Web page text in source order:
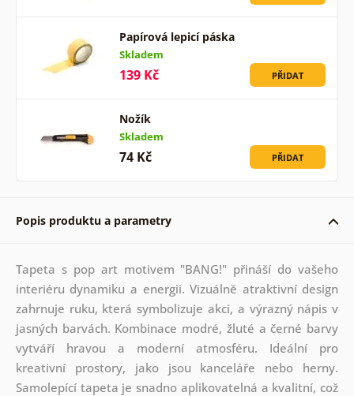
Papírová lepicí páska
Skladem
139 Kč PŘIDAT
Nožík
Skladem
74 Kč PŘIDAT
Popis produktu a parametry
Tapeta s pop art motivem "BANG!" přináší do vašeho
interiéru dynamiku a energii. Vizuálně atraktivní design
zahrnuje ruku, která symbolizuje akci, a výrazný nápis v
jasných barvách. Kombinace modré, žluté a černé barvy
vytváří hravou a moderní atmosféru. Ideální pro
kreativní prostory, jako jsou kanceláře nebo herny.
Samolepící tapeta je snadno aplikovatelná a kvalitní, což